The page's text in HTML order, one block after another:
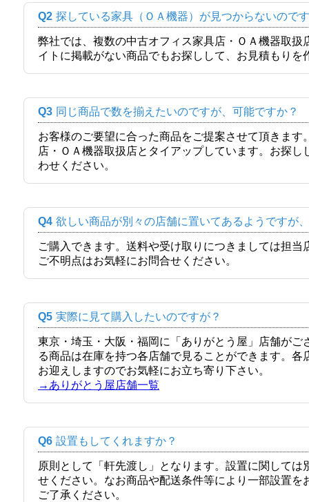
Q2 探している家具（ＯＡ機器）が見つからないので
弊社では、複数の中古オフィス家具店・ＯＡ機器取
イトに掲載がない商品でもお探しして、お見積もりを
Q3 同じ商品で数を揃えたいのですが、可能ですか？
お客様のご要望に合った商品をご提案させて頂きま
店・ＯＡ機器取扱店とタイアップしています。お探
わせください。
Q4 欲しい商品が別々の店舗に置いてあるようですが
ご購入できます。送料や受け取りにつきましては担
ご不明点はお気軽にお問合せください。
Q5 実際に見て購入したいのですが？
東京・埼玉・大阪・福岡に「ありがとう屋」店舗が
る商品は在庫を持つ各店舗で見ることができます。
お迎えしますのでお気軽にお立ち寄り下さい。
→ありがとう屋店舗一覧
Q6 設置もしてくれますか？
原則として「軒先渡し」となります。設置に関して
せください。なお商品や配送条件等により一部設置
ご了承ください。